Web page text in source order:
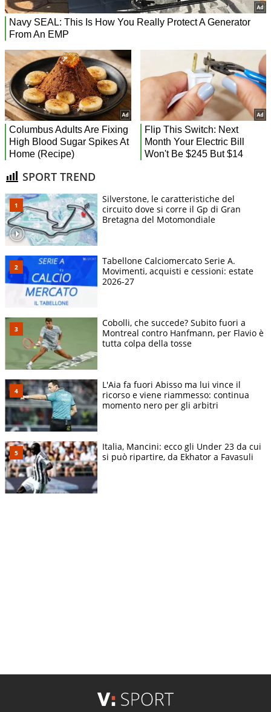
SPORT TREND
Silverstone, le caratteristiche del
circuito dove si corre il Gp di Gran
Bretagna del Motomondiale
Tabellone Calciomercato Serie A.
Movimenti, acquisti e cessioni: estate
2026-27
Cobolli, che succede? Subito fuori a
Montreal contro Hanfmann, per Flavio è
tutta colpa della tosse
L'Aia fa fuori Abisso ma lui vince il
ricorso e viene riammesso: continua
momento nero per gli arbitri
Italia, Mancini: ecco gli Under 23 da cui
si può ripartire, da Ekhator a Favasuli